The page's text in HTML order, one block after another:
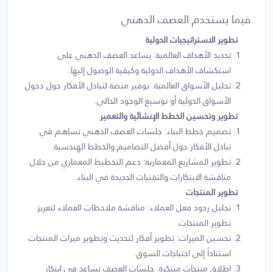
فيما يستخدم العصف الذهني
تطوير الاستراتيجيات الدولية
تحديد الأهداف العالمية: يساعد العصف الذهني على
استكشاف الأهداف الدولية وكيفية الوصول إليها.
تحليل الأسواق العالمية: توفير منصة لتبادل الأفكار حول دخول
الأسواق الدولية أو توسيع الوجود الحالي.
تطوير وتحسين الخطط الإنشائية والتعمير
تصميم خطط البناء: جلسات العصف الذهني تساهم في
تبادل الأفكار حول أفضل التصاميم والخطط الهندسية.
تطوير المشاريع المعمارية: دعم التخطيط المعماري من خلال
مناقشة الابتكارات والتقنيات الجديدة في البناء.
تطوير المنتجات
تحليل ردود فعل العملاء: مناقشة ملاحظات العملاء لتعزيز
تطوير المنتجات.
تحسين الميزات: تطوير أفكار لتحديث وتطوير ميزات المنتجات
استناداً إلى احتياجات السوق.
إطلاق منتجات مبتكرة: جلسات العصف تساعد في ابتكار